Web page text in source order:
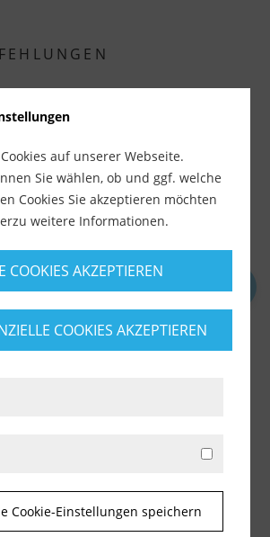
(Art. 16900)
auf unserer Webseite.
Sie wählen, ob und ggf. welche
Cookies Sie akzeptieren möchten
weitere Informationen.
COOKIES AKZEPTIEREN
COOKIES AKZEPTIEREN
Cookie-Einstellungen speichern